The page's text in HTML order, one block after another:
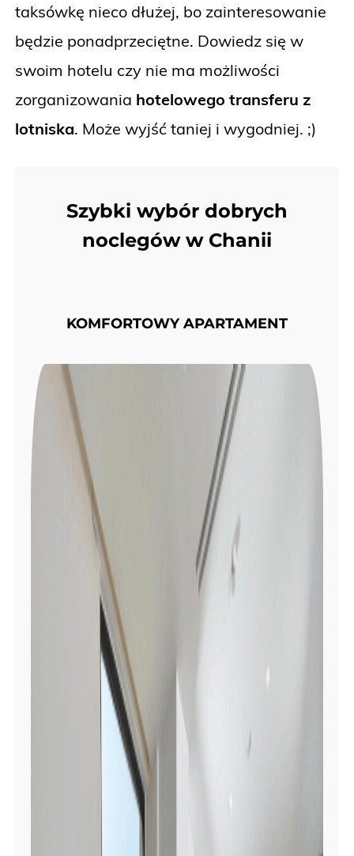
taksówkę nieco dłużej, bo zainteresowanie
będzie ponadprzeciętne. Dowiedz się w
swoim hotelu czy nie ma możliwości
zorganizowania hotelowego transferu z
lotniska. Może wyjść taniej i wygodniej. ;)
Szybki wybór dobrych
noclegów w Chanii
KOMFORTOWY APARTAMENT